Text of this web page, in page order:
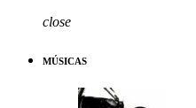
close
MÚSICAS